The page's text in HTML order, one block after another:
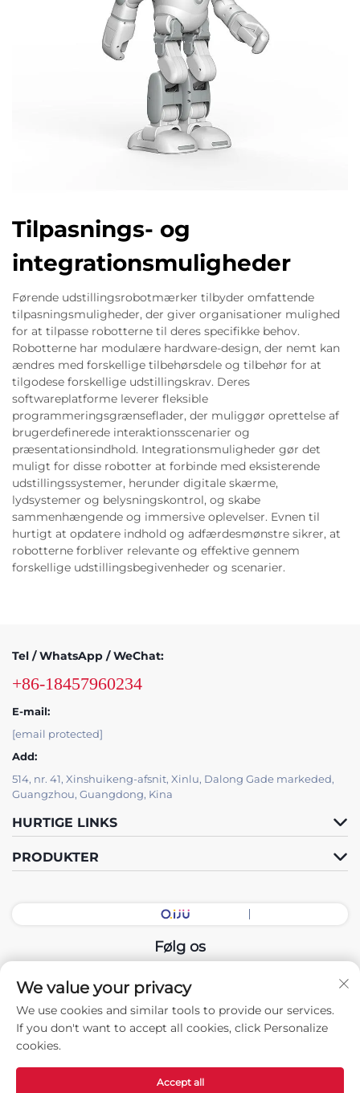
Tilpasnings- og
integrationsmuligheder
Førende udstillingsrobotmærker tilbyder omfattende
tilpasningsmuligheder, der giver organisationer mulighed
for at tilpasse robotterne til deres specifikke behov.
Robotterne har modulære hardware-design, der nemt kan
ændres med forskellige tilbehørsdele og tilbehør for at
tilgodese forskellige udstillingskrav. Deres
softwareplatforme leverer fleksible
programmeringsgrænseflader, der muliggør oprettelse af
brugerdefinerede interaktionsscenarier og
præsentationsindhold. Integrationsmuligheder gør det
muligt for disse robotter at forbinde med eksisterende
udstillingssystemer, herunder digitale skærme,
lydsystemer og belysningskontrol, og skabe
sammenhængende og immersive oplevelser. Evnen til
hurtigt at opdatere indhold og adfærdesmønstre sikrer, at
robotterne forbliver relevante og effektive gennem
forskellige udstillingsbegivenheder og scenarier.
Tel / WhatsApp / WeChat:
+86-18457960234
E-mail:
[email protected]
Add:
514, nr. 41, Xinshuikeng-afsnit, Xinlu, Dalong Gade markeded,
Guangzhou, Guangdong, Kina
HURTIGE LINKS
PRODUKTER
Følg os
Copyright © 2025 China Guangdong Udstillingshal Intelligent
Equipment Co., Ltd. Alle rettigheder forbeholdes. -
Privatlivspolitik
We value your privacy
We use cookies and similar tools to provide our services.
If you don't want to accept all cookies, click Personalize
cookies.
Accept all